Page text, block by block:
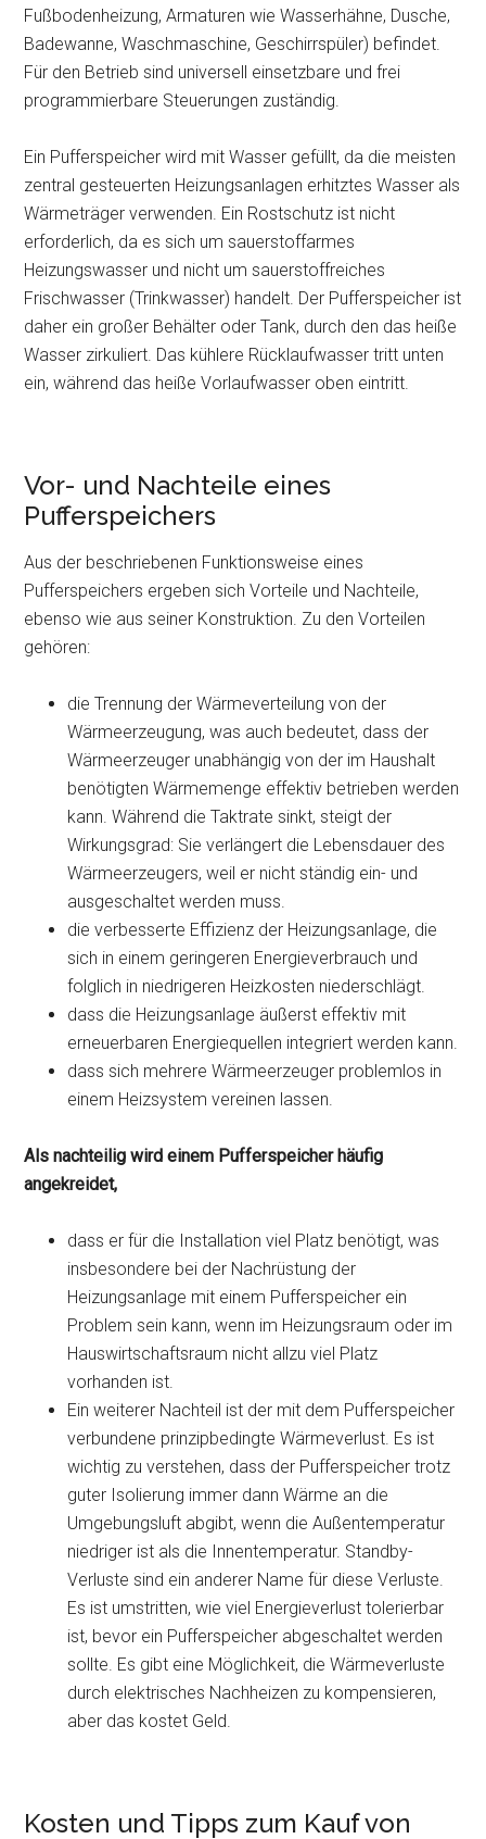
Fußbodenheizung, Armaturen wie Wasserhähne, Dusche,
Badewanne, Waschmaschine, Geschirrspüler) befindet.
Für den Betrieb sind universell einsetzbare und frei
programmierbare Steuerungen zuständig.
Ein Pufferspeicher wird mit Wasser gefüllt, da die meisten
zentral gesteuerten Heizungsanlagen erhitztes Wasser als
Wärmeträger verwenden. Ein Rostschutz ist nicht
erforderlich, da es sich um sauerstoffarmes
Heizungswasser und nicht um sauerstoffreiches
Frischwasser (Trinkwasser) handelt. Der Pufferspeicher ist
daher ein großer Behälter oder Tank, durch den das heiße
Wasser zirkuliert. Das kühlere Rücklaufwasser tritt unten
ein, während das heiße Vorlaufwasser oben eintritt.
Vor- und Nachteile eines
Pufferspeichers
Aus der beschriebenen Funktionsweise eines
Pufferspeichers ergeben sich Vorteile und Nachteile,
ebenso wie aus seiner Konstruktion. Zu den Vorteilen
gehören:
die Trennung der Wärmeverteilung von der
Wärmeerzeugung, was auch bedeutet, dass der
Wärmeerzeuger unabhängig von der im Haushalt
benötigten Wärmemenge effektiv betrieben werden
kann. Während die Taktrate sinkt, steigt der
Wirkungsgrad: Sie verlängert die Lebensdauer des
Wärmeerzeugers, weil er nicht ständig ein- und
ausgeschaltet werden muss.
die verbesserte Effizienz der Heizungsanlage, die
sich in einem geringeren Energieverbrauch und
folglich in niedrigeren Heizkosten niederschlägt.
dass die Heizungsanlage äußerst effektiv mit
erneuerbaren Energiequellen integriert werden kann.
dass sich mehrere Wärmeerzeuger problemlos in
einem Heizsystem vereinen lassen.
Als nachteilig wird einem Pufferspeicher häufig
angekreidet,
dass er für die Installation viel Platz benötigt, was
insbesondere bei der Nachrüstung der
Heizungsanlage mit einem Pufferspeicher ein
Problem sein kann, wenn im Heizungsraum oder im
Hauswirtschaftsraum nicht allzu viel Platz
vorhanden ist.
Ein weiterer Nachteil ist der mit dem Pufferspeicher
verbundene prinzipbedingte Wärmeverlust. Es ist
wichtig zu verstehen, dass der Pufferspeicher trotz
guter Isolierung immer dann Wärme an die
Umgebungsluft abgibt, wenn die Außentemperatur
niedriger ist als die Innentemperatur. Standby-
Verluste sind ein anderer Name für diese Verluste.
Es ist umstritten, wie viel Energieverlust tolerierbar
ist, bevor ein Pufferspeicher abgeschaltet werden
sollte. Es gibt eine Möglichkeit, die Wärmeverluste
durch elektrisches Nachheizen zu kompensieren,
aber das kostet Geld.
Kosten und Tipps zum Kauf von